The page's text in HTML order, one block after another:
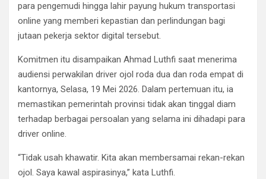
para pengemudi hingga lahir payung hukum transportasi
online yang memberi kepastian dan perlindungan bagi
jutaan pekerja sektor digital tersebut.
Komitmen itu disampaikan Ahmad Luthfi saat menerima
audiensi perwakilan driver ojol roda dua dan roda empat di
kantornya, Selasa, 19 Mei 2026. Dalam pertemuan itu, ia
memastikan pemerintah provinsi tidak akan tinggal diam
terhadap berbagai persoalan yang selama ini dihadapi para
driver online.
“Tidak usah khawatir. Kita akan membersamai rekan-rekan
ojol. Saya kawal aspirasinya,” kata Luthfi.